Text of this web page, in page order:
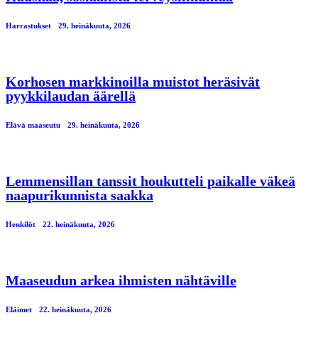
Harrastukset 29. heinäkuuta, 2026
Korhosen markkinoilla muistot heräsivät
pyykkilaudan äärellä
Elävä maaseutu 29. heinäkuuta, 2026
Lemmensillan tanssit houkutteli paikalle väkeä
naapurikunnista saakka
Henkilöt 22. heinäkuuta, 2026
Maaseudun arkea ihmisten nähtäville
Eläimet 22. heinäkuuta, 2026